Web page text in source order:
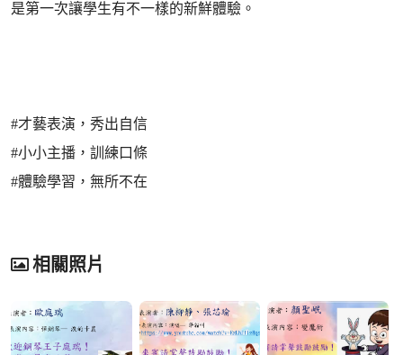
是第一次讓學生有不一樣的新鮮體驗。
#才藝表演，秀出自信
#小小主播，訓練口條
#體驗學習，無所不在
相關照片